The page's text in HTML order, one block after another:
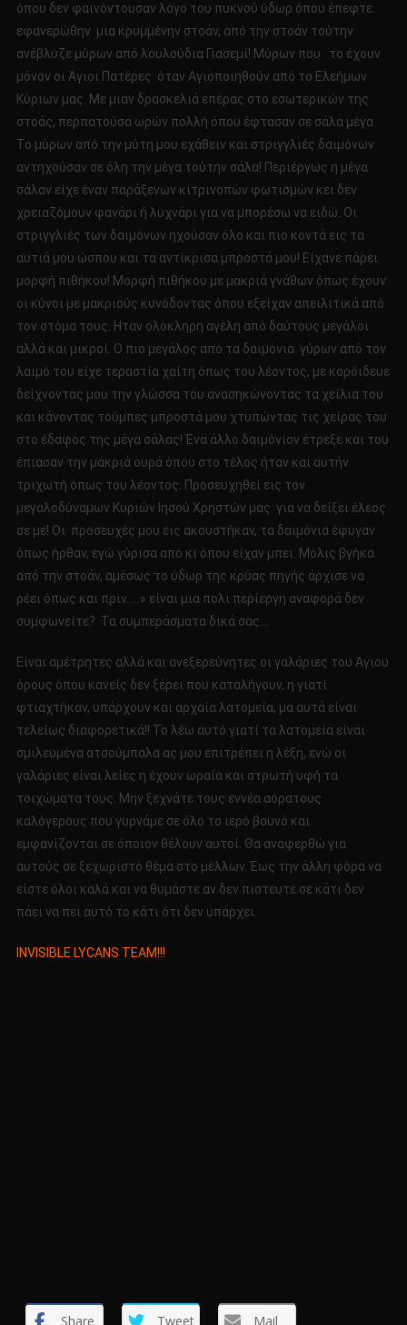
όπου δεν φαινόντουσαν λόγο του πυκνού ύδωρ όπου έπεφτε.
εφανερώθην μια κρυμμένην στοάν, από την στοάν τούτην
ανέβλυζε μύρων από λουλούδια Γιασεμί! Μύρων που το έχουν
μόνον οι Άγιοι Πατέρες όταν Αγιοποιηθούν από το Ελεήμων
Κύριων μας. Με μιαν δρασκελιά επέρας στο εσωτερικών της
στοάς, περπατούσα ωρών πολλή όπου έφτασαν σε σάλα μέγα.
Το μύρων από την μύτη μου εχάθειν και στριγγλιές δαιμόνων
αντηχούσαν σε όλη την μέγα τούτην σάλα! Περιέργως η μέγα
σάλαν είχε έναν παράξενων κιτρινοπών φωτισμών κει δεν
χρειαζόμουν φανάρι ή λυχνάρι για να μπορέσω να ειδώ. Οι
στριγγλιές των δαιμόνων ηχούσαν όλο και πιο κοντά εις τα
αυτιά μου ώσπου και τα αντίκρισα μπροστά μου! Είχανε πάρει
μορφή πιθήκου! Μορφή πιθήκου με μακριά γνάθων όπως έχουν
οι κύνοι με μακριούς κυνόδοντας όπου εξείχαν απειλιτικά από
τον στόμα τους. Ηταν ολόκληρη αγέλη από δαύτους μεγάλοι
αλλά και μικροί. Ο πιο μεγάλος από τα δαιμόνια γύρων από τον
λαιμό του είχε τεραστία χαίτη όπως του λέοντος, με κορόιδευε
δείχνοντας μου την γλώσσα του ανασηκώνοντας τα χείλια του
και κάνοντας τούμπες μπροστά μου χτυπώντας τις χείρας του
στο έδαφος της μέγα σάλας! Ένα άλλο δαιμόνιον έτρεξε και του
έπιασαν την μακριά ουρά όπου στο τέλος ήταν και αυτήν
τριχωτή όπως του λέοντος. Προσευχηθεί εις τον
μεγαλοδύναμων Κυριών Ιησού Χρηστών μας για να δείξει έλεος
σε με! Οι προσευχές μου εις ακουστήκαν, τα δαιμόνια έφυγαν
όπως ήρθαν, εγώ γύρισα από κι όπου είχαν μπει. Μόλις βγήκα
από την στοάν, αμέσως το ύδωρ της κρύας πηγής άρχισε να
ρέει όπως και πριν…..» είναι μια πολι περίεργη αναφορά δεν
συμφωνείτε? Τα συμπεράσματα δικά σας….
Είναι αμέτρητες αλλά και ανεξερεύνητες οι γαλάριες του Άγιου
όρους όπου κανείς δεν ξέρει που καταλήγουν, η γιατί
φτιαχτήκαν, υπάρχουν και αρχαία λατομεία, μα αυτά είναι
τελείως διαφορετικά!! Το λέω αυτό γιατί τα λατομεία είναι
σμιλευμένα ατσούμπαλα ας μου επιτρέπει η λέξη, ενώ οι
γαλάριες είναι λείες η έχουν ωραία και στρωτή υφή τα
τοιχώματα τους. Μην ξεχνάτε τους εννέα αόρατους
καλόγερους που γυρνάμε σε όλο το ιερό βουνό και
εμφανίζονται σε όποιον θέλουν αυτοί. Θα αναφερθώ για
αυτούς σε ξεχωριστό θέμα στο μέλλων. Έως την άλλη φόρα να
είστε όλοι καλά και να θυμάστε αν δεν πιστευτέ σε κάτι δεν
πάει να πει αυτό το κάτι ότι δεν υπάρχει.
ΙNVISIBLE LYCANS TEAM!!!
Share Tweet Mail